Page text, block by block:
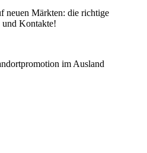
neuen Märkten: die richtige
und Kontakte!
im Ausland